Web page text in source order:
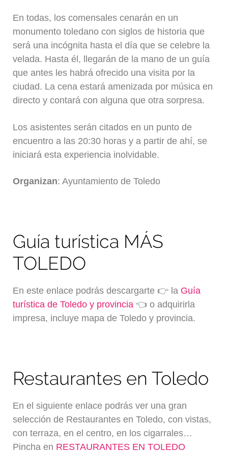
En todas, los comensales cenarán en un
monumento toledano con siglos de historia que
será una incógnita hasta el día que se celebre la
velada. Hasta él, llegarán de la mano de un guía
que antes les habrá ofrecido una visita por la
ciudad. La cena estará amenizada por música en
directo y contará con alguna que otra sorpresa.
Los asistentes serán citados en un punto de
encuentro a las 20:30 horas y a partir de ahí, se
iniciará esta experiencia inolvidable.
Organizan: Ayuntamiento de Toledo
Guía turística MÁS
TOLEDO
En este enlace podrás descargarte 👉 la Guía
turística de Toledo y provincia 👈 o adquirirla
impresa, incluye mapa de Toledo y provincia.
Restaurantes en Toledo
En el siguiente enlace podrás ver una gran
selección de Restaurantes en Toledo, con vistas,
con terraza, en el centro, en los cigarrales…
Pincha en RESTAURANTES EN TOLEDO